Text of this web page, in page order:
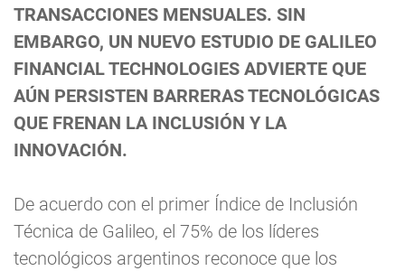
TRANSACCIONES MENSUALES. SIN
EMBARGO, UN NUEVO ESTUDIO DE GALILEO
FINANCIAL TECHNOLOGIES ADVIERTE QUE
AÚN PERSISTEN BARRERAS TECNOLÓGICAS
QUE FRENAN LA INCLUSIÓN Y LA
INNOVACIÓN.
De acuerdo con el primer Índice de Inclusión
Técnica de Galileo, el 75% de los líderes
tecnológicos argentinos reconoce que los